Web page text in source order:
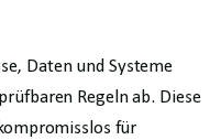
Daten und Systeme
Regeln ab. Diese
für